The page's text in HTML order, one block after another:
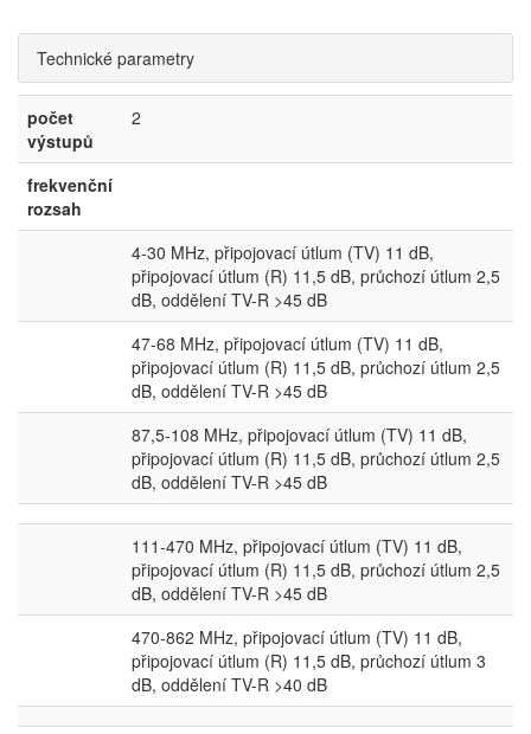
Technické parametry
počet
výstupů
2
frekvenční
rozsah
4-30 MHz, připojovací útlum (TV) 11 dB,
připojovací útlum (R) 11,5 dB, průchozí útlum 2,5
dB, oddělení TV-R >45 dB
47-68 MHz, připojovací útlum (TV) 11 dB,
připojovací útlum (R) 11,5 dB, průchozí útlum 2,5
dB, oddělení TV-R >45 dB
87,5-108 MHz, připojovací útlum (TV) 11 dB,
připojovací útlum (R) 11,5 dB, průchozí útlum 2,5
dB, oddělení TV-R >45 dB
111-470 MHz, připojovací útlum (TV) 11 dB,
připojovací útlum (R) 11,5 dB, průchozí útlum 2,5
dB, oddělení TV-R >45 dB
470-862 MHz, připojovací útlum (TV) 11 dB,
připojovací útlum (R) 11,5 dB, průchozí útlum 3
dB, oddělení TV-R >40 dB